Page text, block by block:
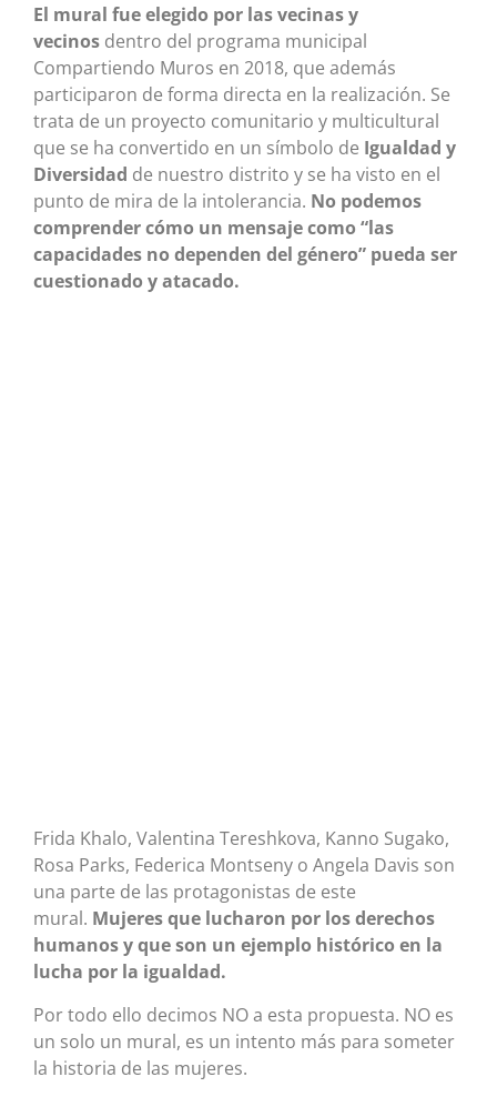
El mural fue elegido por las vecinas y
vecinos dentro del programa municipal
Compartiendo Muros en 2018, que además
participaron de forma directa en la realización. Se
trata de un proyecto comunitario y multicultural
que se ha convertido en un símbolo de Igualdad y
Diversidad de nuestro distrito y se ha visto en el
punto de mira de la intolerancia. No podemos
comprender cómo un mensaje como “las
capacidades no dependen del género” pueda ser
cuestionado y atacado.
Frida Khalo, Valentina Tereshkova, Kanno Sugako,
Rosa Parks, Federica Montseny o Angela Davis son
una parte de las protagonistas de este
mural. Mujeres que lucharon por los derechos
humanos y que son un ejemplo histórico en la
lucha por la igualdad.
Por todo ello decimos NO a esta propuesta. NO es
un solo un mural, es un intento más para someter
la historia de las mujeres.